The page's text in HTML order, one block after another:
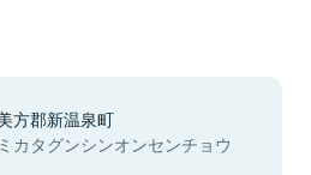
方郡新温泉町
ミカタグンシンオンセンチョウ